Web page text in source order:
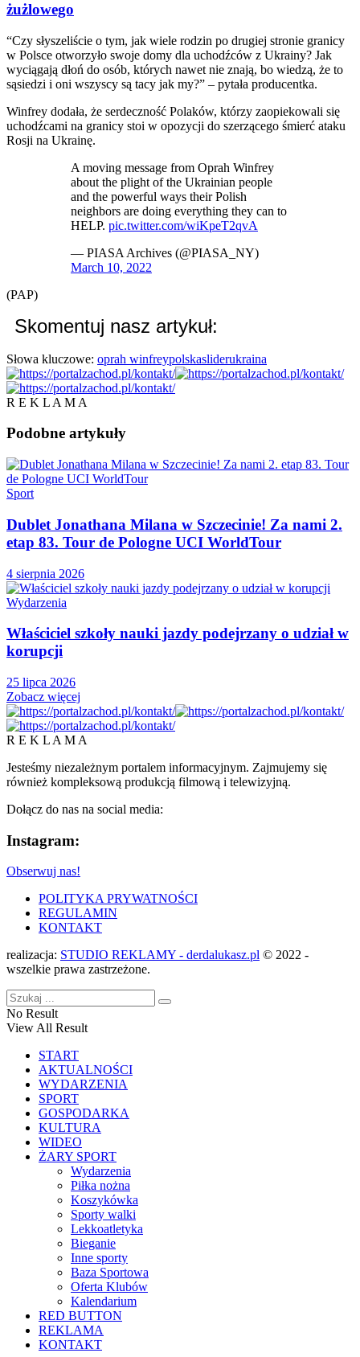
żużlowego
“Czy słyszeliście o tym, jak wiele rodzin po drugiej stronie granicy
w Polsce otworzyło swoje domy dla uchodźców z Ukrainy? Jak
wyciągają dłoń do osób, których nawet nie znają, bo wiedzą, że to
sąsiedzi i oni wszyscy są tacy jak my?” – pytała producentka.
Winfrey dodała, że serdeczność Polaków, którzy zaopiekowali się
uchodźcami na granicy stoi w opozycji do szerzącego śmierć ataku
Rosji na Ukrainę.
A moving message from Oprah Winfrey
about the plight of the Ukrainian people
and the powerful ways their Polish
neighbors are doing everything they can to
HELP. pic.twitter.com/wiKpeT2qvA
— PIASA Archives (@PIASA_NY)
March 10, 2022
(PAP)
Skomentuj nasz artykuł:
Słowa kluczowe: oprah winfreypolskasliderukraina
R E K L A M A
Podobne artykuły
Sport
Dublet Jonathana Milana w Szczecinie! Za nami 2.
etap 83. Tour de Pologne UCI WorldTour
4 sierpnia 2026
Wydarzenia
Właściciel szkoły nauki jazdy podejrzany o udział w
korupcji
25 lipca 2026
Zobacz więcej
R E K L A M A
Jesteśmy niezależnym portalem informacyjnym. Zajmujemy się
również kompleksową produkcją filmową i telewizyjną.
Dołącz do nas na social media:
Instagram:
Obserwuj nas!
POLITYKA PRYWATNOŚCI
REGULAMIN
KONTAKT
realizacja: STUDIO REKLAMY - derdalukasz.pl © 2022 -
wszelkie prawa zastrzeżone.
No Result
View All Result
START
AKTUALNOŚCI
WYDARZENIA
SPORT
GOSPODARKA
KULTURA
WIDEO
ŻARY SPORT
Wydarzenia
Piłka nożna
Koszykówka
Sporty walki
Lekkoatletyka
Bieganie
Inne sporty
Baza Sportowa
Oferta Klubów
Kalendarium
RED BUTTON
REKLAMA
KONTAKT